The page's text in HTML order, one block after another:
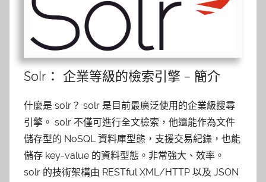
Solr： 企業等級的檢索引擎 – 簡介
什麼是 solr？ solr 是目前最廣泛使用的企業級搜尋
引擎。 solr 不僅可進行全文檢索，他還能作為文件
儲存型的 NoSQL 資料庫型態，支援交易紀錄，也能
儲存 key-value 的資料型態。非常強大、效率。
solr 的技術架構由 RESTful XML/HTTP 以及 JSON